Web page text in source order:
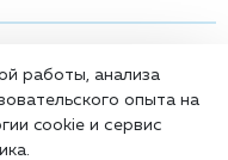
рассылки
работы, анализа
опыта на
cookie и сервис